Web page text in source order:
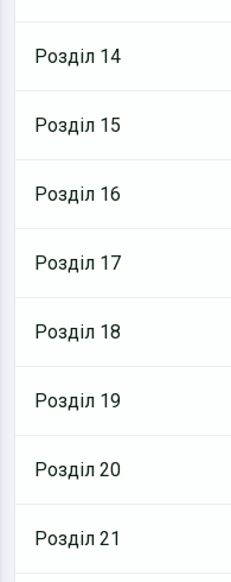
Розділ 14
Розділ 15
Розділ 16
Розділ 17
Розділ 18
Розділ 19
Розділ 20
Розділ 21